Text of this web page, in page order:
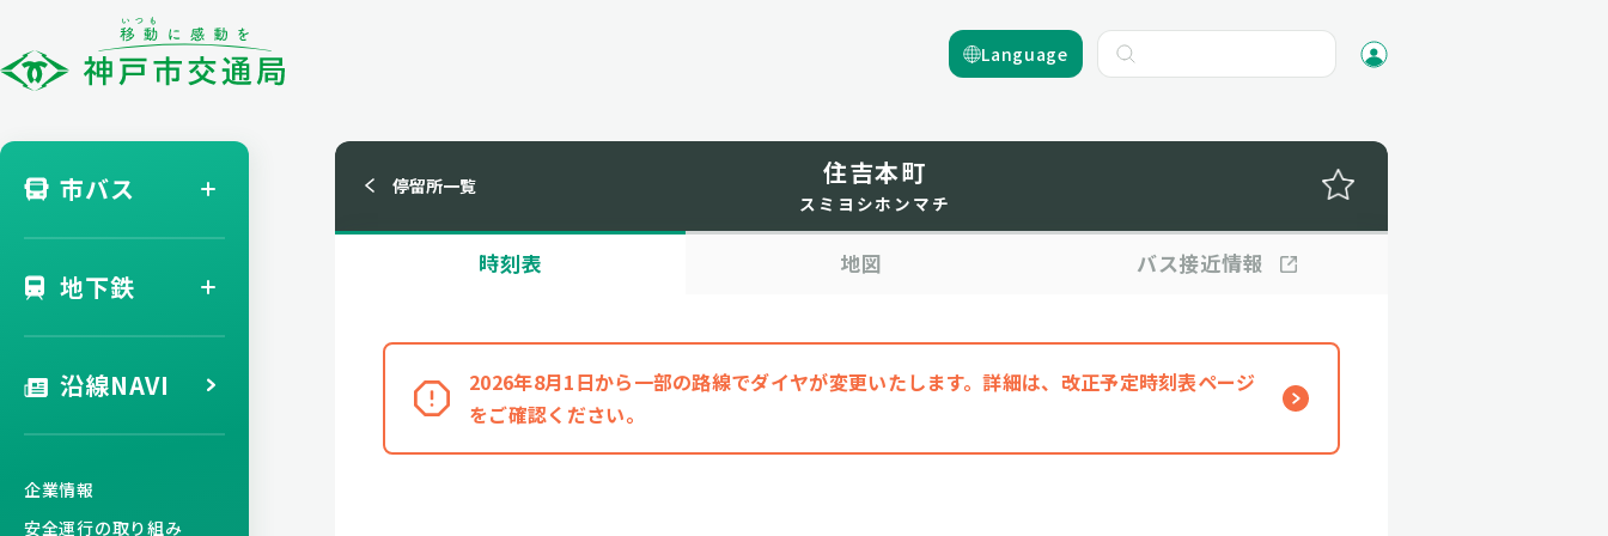
Language
市バス
地下鉄
沿線NAVI
企業情報
安全運行の取り組み
停留所一覧 住吉本町
スミヨシホンマチ
時刻表 地図 バス接近情報
2026年8月1日から一部の路線でダイヤが変更いたします。詳細は、改正予定時刻表ページ
をご確認ください。